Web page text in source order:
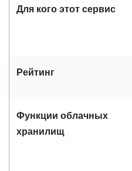
Для кого этот сервис
Рейтинг
Функции облачных
хранилищ